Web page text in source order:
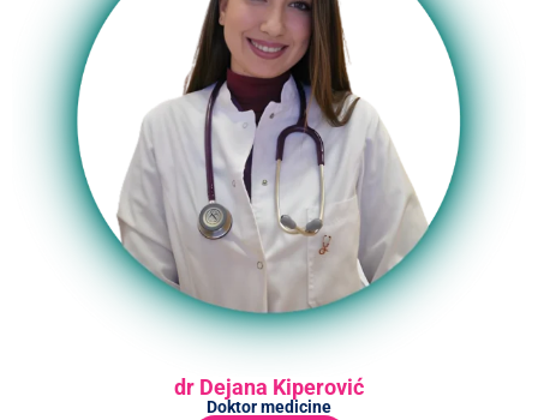
dr Dejana Kiperović
Doktor medicine